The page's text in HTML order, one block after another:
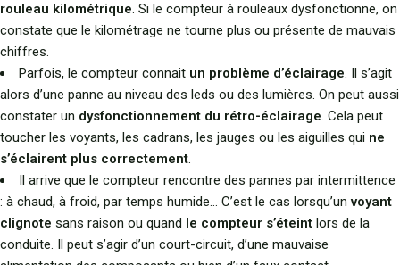
rouleau kilométrique. Si le compteur à rouleaux dysfonctionne, on
constate que le kilométrage ne tourne plus ou présente de mauvais
chiffres.
Parfois, le compteur connait un problème d’éclairage. Il s’agit
alors d’une panne au niveau des leds ou des lumières. On peut aussi
constater un dysfonctionnement du rétro-éclairage. Cela peut
toucher les voyants, les cadrans, les jauges ou les aiguilles qui ne
s’éclairent plus correctement.
Il arrive que le compteur rencontre des pannes par intermittence
: à chaud, à froid, par temps humide… C’est le cas lorsqu’unvoyant
clignote sans raison ou quand le compteur s’éteint lors de la
conduite. Il peut s’agir d’un court-circuit, d’une mauvaise